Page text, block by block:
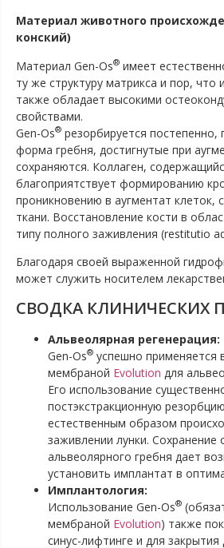
Материал животного
конский)
Материал Gen-Os® имеет
ту же структуру матрикса и пор, что
также обладает высокими
свойствами.
Gen-Os® резорбируется
форма гребня, достигнутые при
сохраняются. Коллаген,
благоприятствует формированию
проникновению в аугментат клеток,
ткани. Восстановление кости в
типу полного заживления (restitutio
Благодаря своей выраженной
может служить носителем
СВОДКА КЛИНИЧЕСКИХ
Альвеолярная регенерация:
Gen-Os® успешно применяется
мембраной Evolution для
Его использование
постэкстракционную
естественным образом
заживлении лунки. Сохранение
альвеолярного гребня дает
установить имплантат в
Имплантология:
Использование Gen-Os®
мембраной Evolution) также
синус-лифтинге и для закрытия